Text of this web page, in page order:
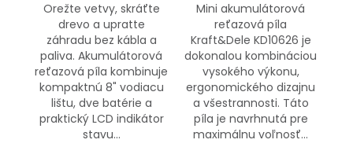
Orežte vetvy, skráťte
drevo a upratte
záhradu bez kábla a
paliva. Akumulátorová
reťazová píla kombinuje
kompaktnú 8" vodiacu
lištu, dve batérie a
praktický LCD indikátor
stavu...
Mini akumulátorová
reťazová píla
Kraft&Dele KD10626 je
dokonalou kombináciou
vysokého výkonu,
ergonomického dizajnu
a všestrannosti. Táto
píla je navrhnutá pre
maximálnu voľnosť...